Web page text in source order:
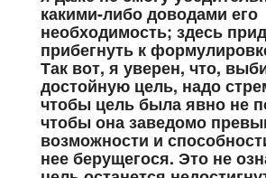
какими-либо доводами его
необходимость; здесь
прибегнуть к
Так вот, я уверен, что,
достойную цель, надо
чтобы цель была явно не
чтобы она заведомо
возможности и
нее берущегося. Это не